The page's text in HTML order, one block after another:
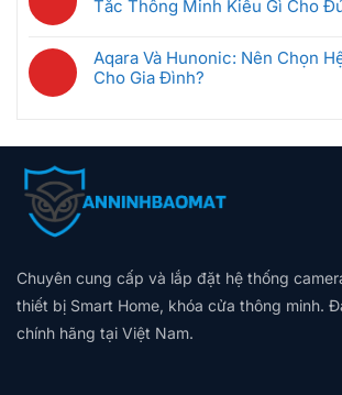
Hợp
Phát
Động
Là
Đèn,
Khóa
Pháp
Ninh
+
Giá
Theo
Pháp
Thông
Minh
Cho
2026:
Theo
Thiết
Bị
Nên
Lắp
Trước
luận
Khóa
Cửa
Vân
Hay
Thẻ
Từ,
Có
Tắc Thông Minh Kiểu Gì Cho
có
bình
luận
Cũ
Dây
Công
Tắc
Thông
Minh
Aqara Và Hunonic: Nên Chọn
Cho Gia Đình?
bình
Aqara
Chọn
Hệ
Thái
Chuyên cung cấp và lắp đặt hệ thống
thiết bị Smart Home, khóa cửa thông minh.
chính hãng tại Việt Nam.